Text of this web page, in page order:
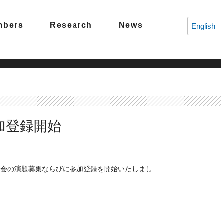
Research News English
登録開始
の演題募集ならびに参加登録を開始いたしまし